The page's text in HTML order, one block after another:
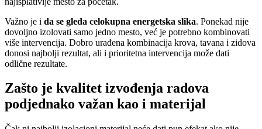
Važno je i da se gleda celokupna energetska slika. Ponekad nije
dovoljno izolovati samo jedno mesto, već je potrebno kombinovati
više intervencija. Dobro urađena kombinacija krova, tavana i zidova
donosi najbolji rezultat, ali i prioritetna intervencija može dati
odlične rezultate.
Zašto je kvalitet izvođenja radova
podjednako važan kao i materijal